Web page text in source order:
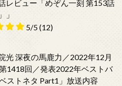
レビュー「めぞん一刻 第153話
」
5/5(12)
光 深夜の馬鹿力／2022年12月
1418回／発表2022年ベストバ
ストネタ Part1」放送内容